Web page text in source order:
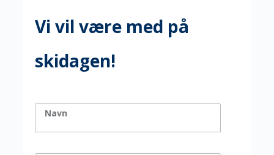
Vi vil være med på
skidagen!
Navn